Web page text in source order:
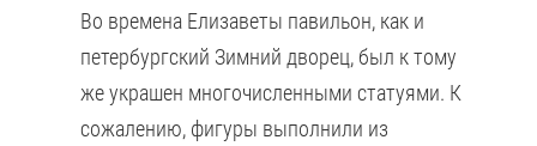
Во времена Елизаветы павильон, как и
петербургский Зимний дворец, был к тому
же украшен многочисленными статуями. К
сожалению, фигуры выполнили из